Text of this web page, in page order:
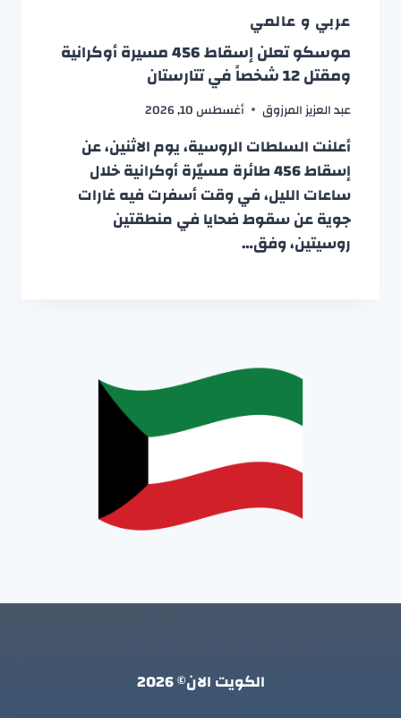
عربي و عالمي
موسكو تعلن إسقاط 456 مسيرة أوكرانية
ومقتل 12 شخصاً في تتارستان
عبد العزيز المرزوق أغسطس 10, 2026
أعلنت السلطات الروسية، يوم الاثنين، عن
إسقاط 456 طائرة مسيّرة أوكرانية خلال
ساعات الليل، في وقت أسفرت فيه غارات
جوية عن سقوط ضحايا في منطقتين
روسيتين، وفق…
الكويت الان© 2026